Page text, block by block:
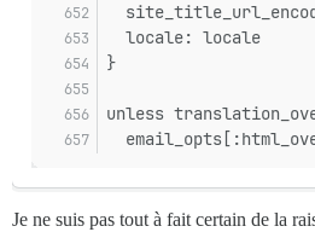
  locale: locale
}
unless
Je ne suis pas tout à fait certain de la